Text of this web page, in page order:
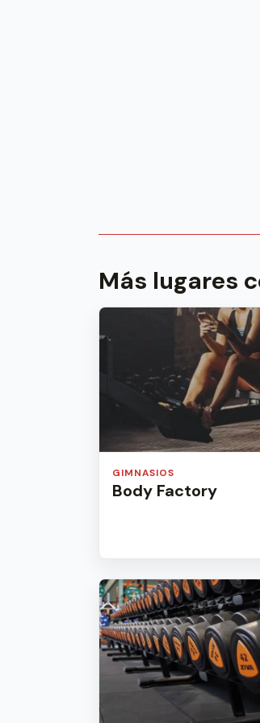
Más lugares
GIMNASIOS
Body Factory